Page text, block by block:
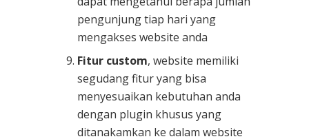
pengunjung tiap hari yang
mengakses website anda
Fitur custom, website memiliki
segudang fitur yang bisa
menyesuaikan kebutuhan anda
dengan plugin khusus yang
ditanakamkan ke dalam website